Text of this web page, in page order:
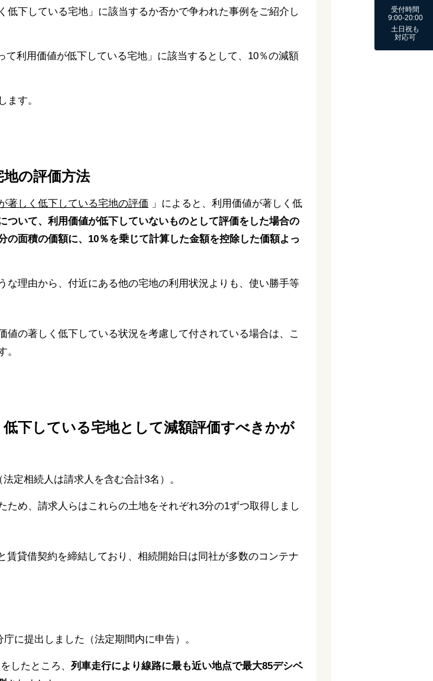
下している宅地」に該当するか否かで争われた事例をご紹介し
利用価値が低下している宅地」に該当するとして、10％の減額
ます。
の評価方法
著しく低下している宅地の評価 」によると、利用価値が著しく低
ついて、利用価値が低下していないものとして評価をした場合の
面積の価額に、10％を乗じて計算した金額を控除した価額よっ
な理由から、付近にある他の宅地の利用状況よりも、使い勝手等
の著しく低下している状況を考慮して付されている場合は、こ
。
下している宅地として減額評価すべきかが
定相続人は請求人を含む合計3名）。
め、請求人らはこれらの土地をそれぞれ3分の1ずつ取得しまし
賃貸借契約を締結しており、相続開始日は同社が多数のコンテナ
に提出しました（法定期間内に申告）。
したところ、 列車走行により線路に最も近い地点で最大85デシベ
受付時間
9:00-20:00
土日祝も
対応可